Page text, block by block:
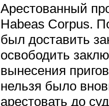
Арестованный
Habeas Corpus.
был доставить
освободить
вынесения
нельзя было
арестовать до